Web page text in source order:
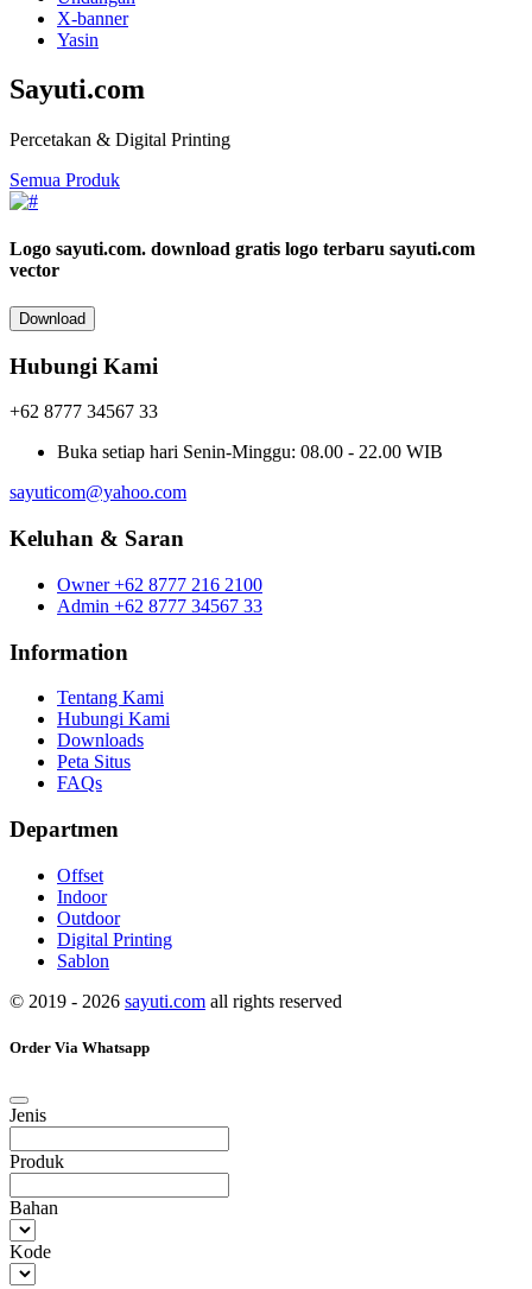
X-banner
Yasin
Sayuti.com
Percetakan & Digital Printing
Semua Produk
Logo sayuti.com. download gratis logo terbaru sayuti.com
vector
Download
Hubungi Kami
+62 8777 34567 33
Buka setiap hari Senin-Minggu: 08.00 - 22.00 WIB
sayuticom@yahoo.com
Keluhan & Saran
Owner +62 8777 216 2100
Admin +62 8777 34567 33
Information
Tentang Kami
Hubungi Kami
Downloads
Peta Situs
FAQs
Departmen
Offset
Indoor
Outdoor
Digital Printing
Sablon
© 2019 - 2026 sayuti.com all rights reserved
Order Via Whatsapp
Jenis
Produk
Bahan
Kode